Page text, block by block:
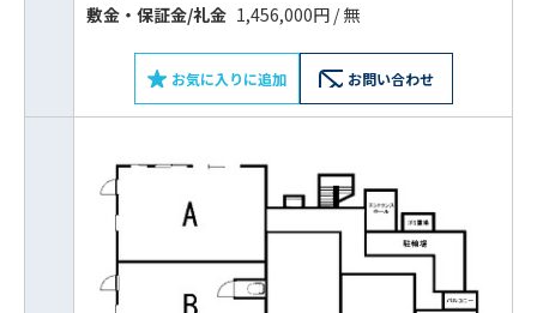
敷⾦‧保証⾦/礼⾦ 1,456,000円 / 無
お気に入りに追加 お問い合わせ